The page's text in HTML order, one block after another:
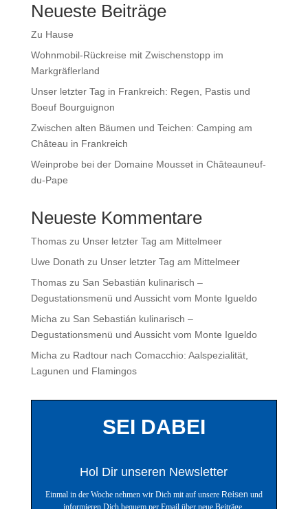
Neueste Beiträge
Zu Hause
Wohnmobil-Rückreise mit Zwischenstopp im
Markgräflerland
Unser letzter Tag in Frankreich: Regen, Pastis und
Boeuf Bourguignon
Zwischen alten Bäumen und Teichen: Camping am
Château in Frankreich
Weinprobe bei der Domaine Mousset in Châteauneuf-
du-Pape
Neueste Kommentare
Thomaszu Unser letzter Tag am Mittelmeer
Uwe Donath zu Unser letzter Tag am Mittelmeer
Thomaszu San Sebastián kulinarisch –
Degustationsmenü und Aussicht vom Monte Igueldo
Micha zu San Sebastián kulinarisch –
Degustationsmenü und Aussicht vom Monte Igueldo
Micha zu Radtour nach Comacchio: Aalspezialität,
Lagunen und Flamingos
SEI DABEI
Hol Dir unseren Newsletter
Einmal in der Woche nehmen wir Dich mit auf unsere Reisen und
informieren Dich bequem per Email über neue Beiträge.